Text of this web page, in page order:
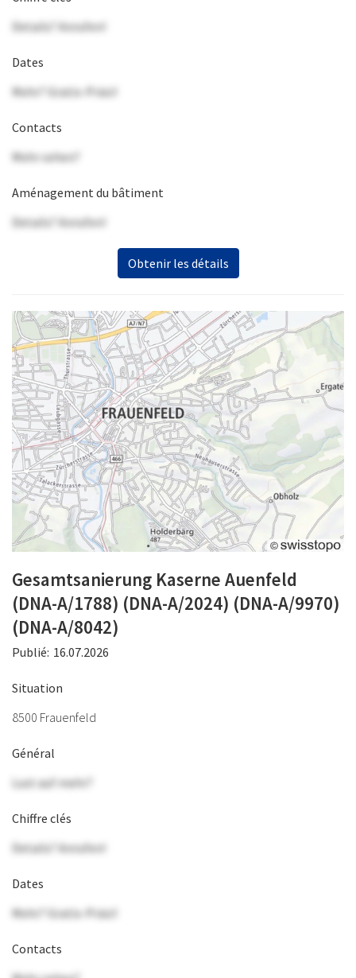
Details? Anrufen!
Dates
Mehr? Gratis-Präsi!
Contacts
Mehr sehen?
Aménagement du bâtiment
Details? Anrufen!
Obtenir les détails
Gesamtsanierung Kaserne Auenfeld
(DNA-A/1788) (DNA-A/2024) (DNA-A/9970)
(DNA-A/8042)
Publié: 16.07.2026
Situation
8500 Frauenfeld
Général
Lust auf mehr?
Chiffre clés
Details? Anrufen!
Dates
Mehr? Gratis-Präsi!
Contacts